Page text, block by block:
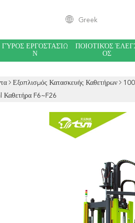
Greek
ΓΎΡΟΣ ΕΡΓΟΣΤΑΣΊΩ
Ν
ΠΟΙΟΤΙΚΌΣ
ΟΣ
Εξοπλισμός Κατασκευής Καθετήρων
Καθετήρα F6~F26